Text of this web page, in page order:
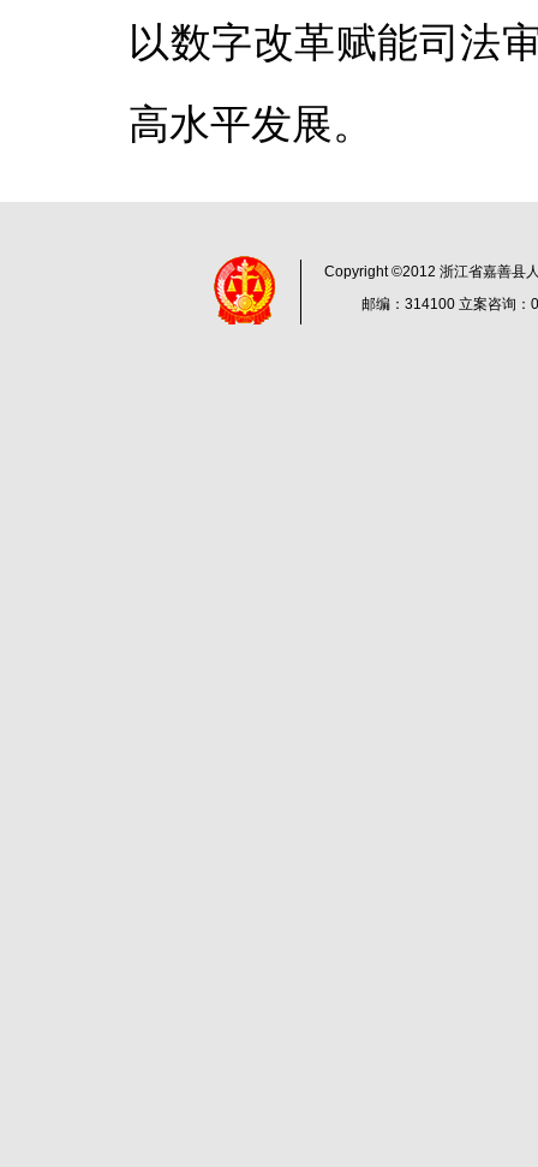
以数字改革赋能司法
高水平发展。
Copyright ©2012 浙江省嘉善县
邮编：314100 立案咨询